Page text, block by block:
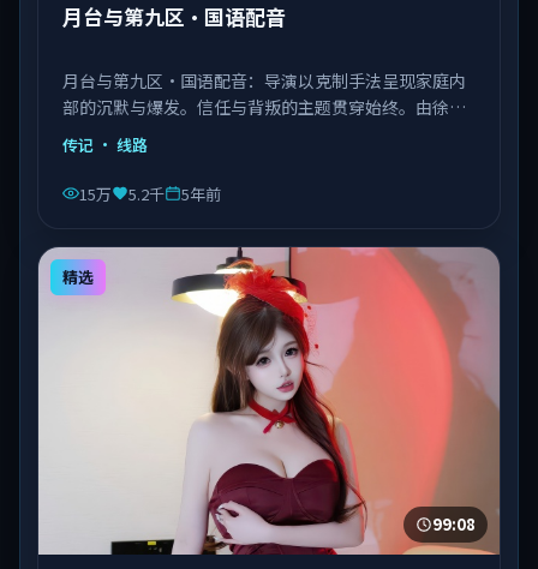
月台与第九区·国语配音
月台与第九区·国语配音：导演以克制手法呈现家庭内
部的沉默与爆发。信任与背叛的主题贯穿始终。由徐克
执导，章子怡、菅田将晖、张子枫等主演，中国台湾出
品，类型为传记。
传记 · 线路
15万 5.2千 5年前
精选
99:08